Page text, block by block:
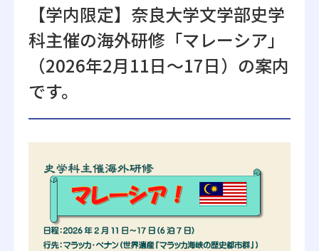
受験生の方へ 在学生の方へ
卒業生の方へ 一般・企業の方
地歴甲子園
【学内限定】奈良大学文学部史学
科主催の海外研修「マレーシア」
（2026年2月11日～17日）の案内
です。